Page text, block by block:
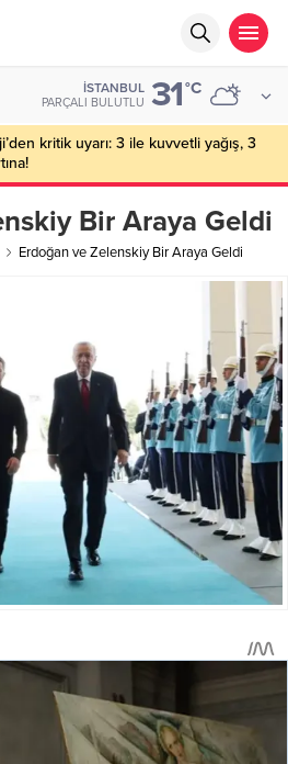
İSTANBUL
PARÇALI BULUTLU 31°C
kritik uyarı: 3 ile kuvvetli yağış, 3
Bir Araya Geldi
Erdoğan ve Zelenskiy Bir Araya Geldi